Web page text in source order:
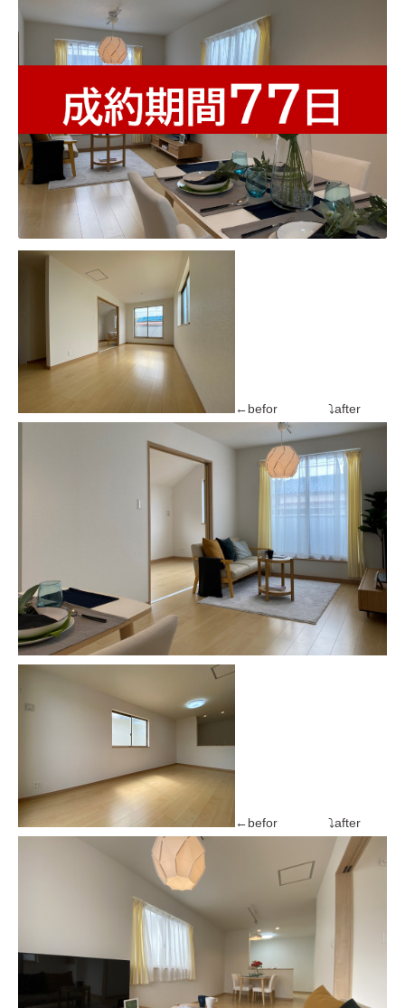
←befor ⤵after
←befor ⤵after